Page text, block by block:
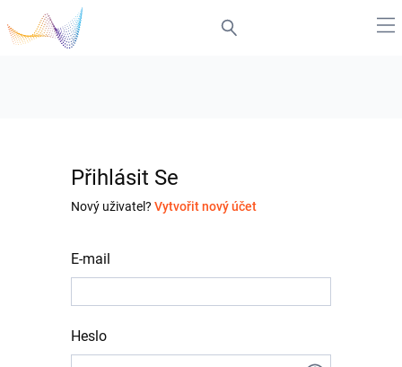
Přihlásit Se
Nový uživatel? Vytvořit nový účet
E-mail
Heslo